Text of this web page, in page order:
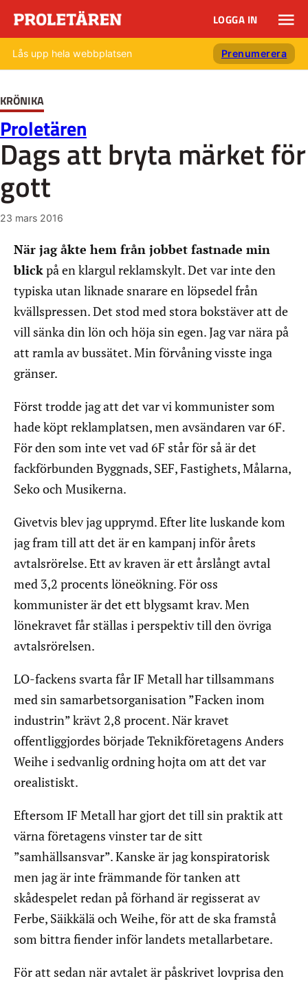
LOGGA IN
Lås upp hela webbplatsen Prenumerera
KRÖNIKA
Proletären
Dags att bryta märket för
gott
23 mars 2016
När jag åkte hem från jobbet fastnade min
blickpå en klargul reklamskylt. Det var inte den
typiska utan liknade snarare en löpsedel från
kvällspressen. Det stod med stora bokstäver att de
vill sänka din lön och höja sin egen. Jag var nära på
att ramla av bussätet. Min förvåning visste inga
gränser.
Först trodde jag att det var vi kommunister som
hade köpt reklamplatsen, men avsändaren var 6F.
För den som inte vet vad 6F står för så är det
fackförbunden Byggnads, SEF, Fastighets, Målarna,
Seko och Musikerna.
Givetvis blev jag upprymd. Efter lite luskande kom
jag fram till att det är en kampanj inför årets
avtalsrörelse. Ett av kraven är ett årslångt avtal
med 3,2 procents löneökning. För oss
kommunister är det ett blygsamt krav. Men
lönekravet får ställas i perspektiv till den övriga
avtalsrörelsen.
LO-fackens svarta får IF Metall har tillsammans
med sin samarbetsorganisation ”Facken inom
industrin” krävt 2,8 procent. När kravet
offentliggjordes började Teknikföretagens Anders
Weihe i sedvanlig ordning hojta om att det var
orealistiskt.
Eftersom IF Metall har gjort det till sin praktik att
värna företagens vinster tar de sitt
”samhällsansvar”. Kanske är jag konspiratorisk
men jag är inte främmande för tanken att
skådespelet redan på förhand är regisserat av
Ferbe, Säikkälä och Weihe, för att de ska framstå
som bittra fiender inför landets metallarbetare.
För att sedan när avtalet är påskrivet lovprisa den